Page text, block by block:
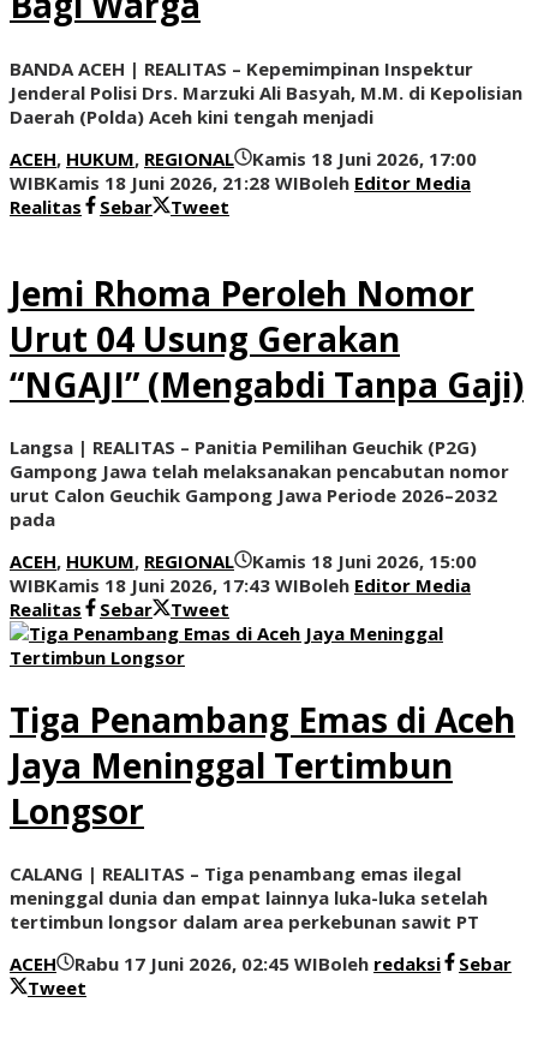
BANDA ACEH | REALITAS – Kepemimpinan Inspektur
Jenderal Polisi Drs. Marzuki Ali Basyah, M.M. di Kepolisian
Daerah (Polda) Aceh kini tengah menjadi
ACEH, HUKUM, REGIONAL
Kamis 18 Juni 2026, 17:00
WIBKamis 18 Juni 2026, 21:28 WIBoleh Editor Media
Realitas
Sebar Tweet
Jemi Rhoma Peroleh Nomor
Urut 04 Usung Gerakan
“NGAJI” (Mengabdi Tanpa Gaji)
Langsa | REALITAS – Panitia Pemilihan Geuchik (P2G)
Gampong Jawa telah melaksanakan pencabutan nomor
urut Calon Geuchik Gampong Jawa Periode 2026–2032
pada
ACEH, HUKUM, REGIONAL
Kamis 18 Juni 2026, 15:00
WIBKamis 18 Juni 2026, 17:43 WIBoleh Editor Media
Realitas
Sebar Tweet
Tiga Penambang Emas di Aceh
Jaya Meninggal Tertimbun
Longsor
CALANG | REALITAS – Tiga penambang emas ilegal
meninggal dunia dan empat lainnya luka-luka setelah
tertimbun longsor dalam area perkebunan sawit PT
ACEH
Rabu 17 Juni 2026, 02:45 WIBoleh redaksi
Sebar
Tweet